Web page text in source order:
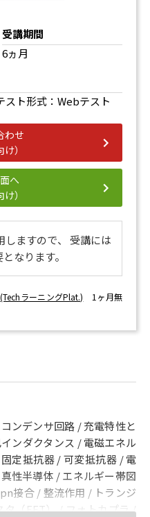
受講期間
6ヵ月
ト形式：Webテスト
わせ
け）
へ
け）
ますので、 受講には
なります。
ラーニングPlat.) 1ヶ月無
ンデンサ回路 / 充電特性と
ンダクタンス / 電磁エネル
定抵抗器 / 可変抵抗器 / 電
性半導体 / エネルギー帯図
接合 / 整流作用 / トランジ
（FET） / フォトカプラ /